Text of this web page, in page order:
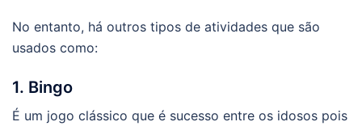
No entanto, há outros tipos de atividades que são
usados como:
1. Bingo
É um jogo clássico que é sucesso entre os idosos pois